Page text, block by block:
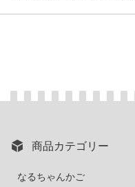
商品カテゴリー
なるちゃんかご